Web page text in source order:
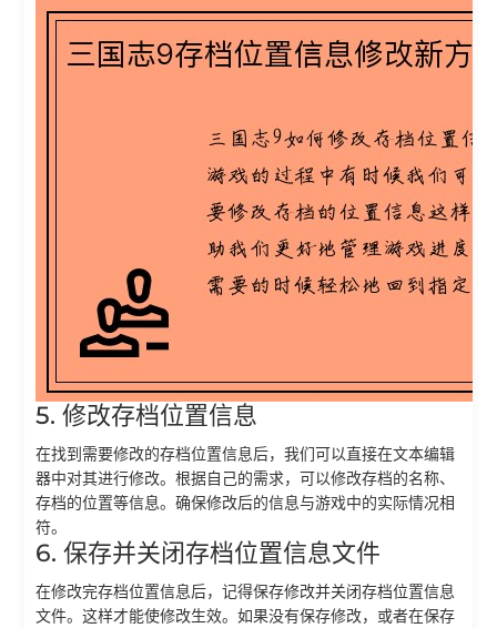
5. 修改存档位置信息
在找到需要修改的存档位置信息后，我们可以直接在文本编辑
器中对其进行修改。根据自己的需求，可以修改存档的名称、
存档的位置等信息。确保修改后的信息与游戏中的实际情况相
符。
6. 保存并关闭存档位置信息文件
在修改完存档位置信息后，记得保存修改并关闭存档位置信息
文件。这样才能使修改生效。如果没有保存修改，或者在保存